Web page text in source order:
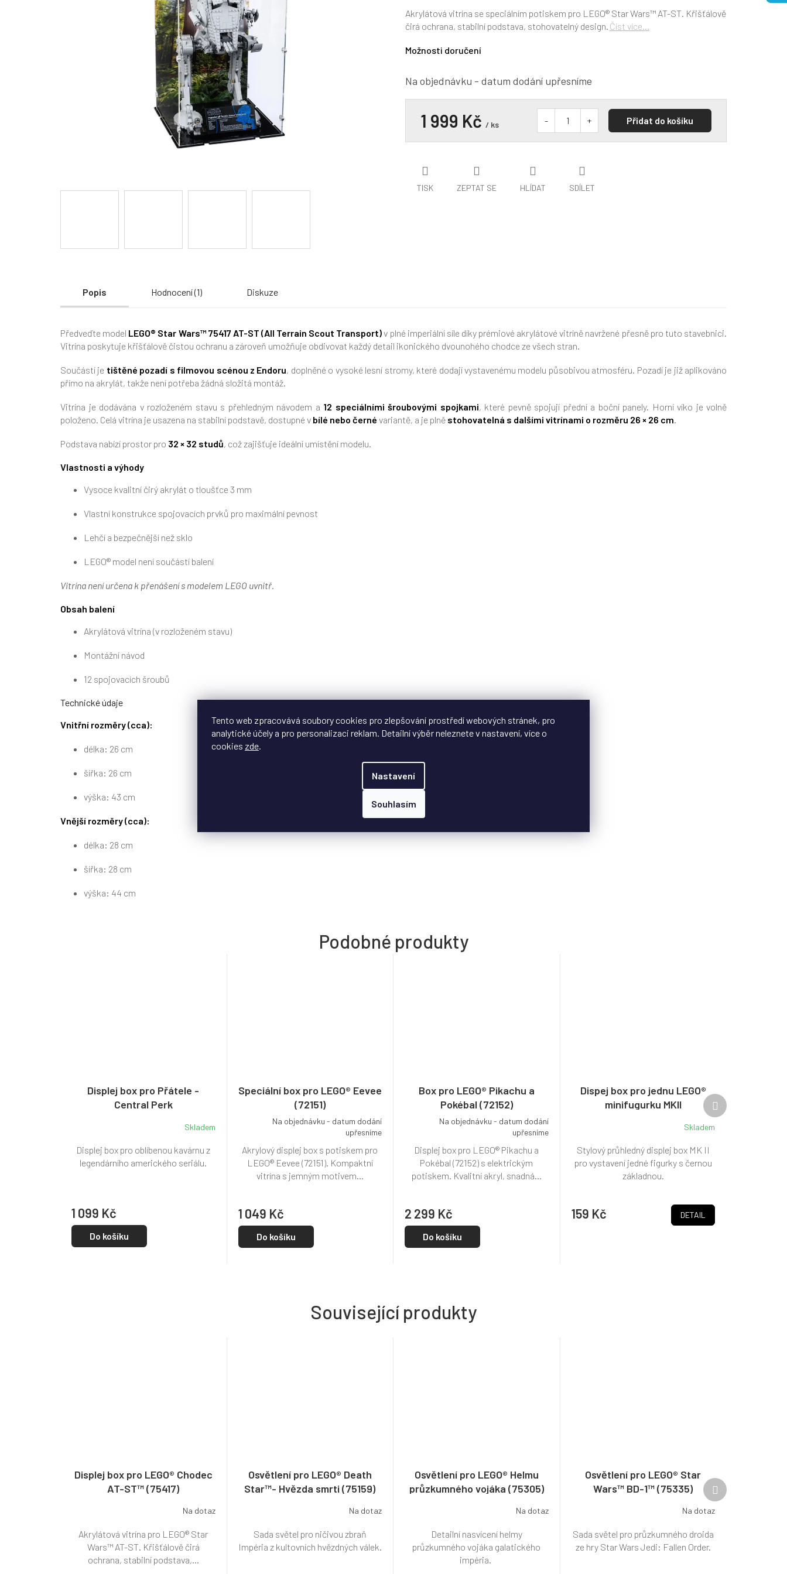
Tento web zpracovává soubory cookies pro zlepšování prostředí webových stránek, pro
analytické účely a pro personalizaci reklam. Detailní výběr neleznete v nastavení, více o
cookies zde.
Nastavení
Souhlasím
Na objednávku - datum dodání upřesníme
Možnosti doručení
Akrylátová vitrína se speciálním potiskem pro LEGO® Star Wars™ AT-ST. Křišťálově
čirá ochrana, stabilní podstava, stohovatelný design. Číst více...
TISK ZEPTAT SE HLÍDAT SDÍLET
produktu
je
z
5
1 999 Kč / ks Přidat do košíku
Související produkty
Displej box pro LEGO® Chodec
AT-ST™ (75417)
Na dotaz
Akrylátová vitrína pro LEGO® Star
Wars™ AT-ST. Křišťálově čirá
ochrana, stabilní podstava,...
Osvětlení pro LEGO® Death
Star™- Hvězda smrti (75159)
Na dotaz
Sada světel pro ničivou zbraň
Impéria z kultovních hvězdných válek.
Osvětlení pro LEGO® Helmu
průzkumného vojáka (75305)
Na dotaz
Detailní nasvícení helmy
průzkumného vojáka galatického
impéria.
Osvětlení pro LEGO® Star
Wars™ BD-1™ (75335)
Na dotaz
Sada světel pro průzkumného droida
ze hry Star Wars Jedi: Fallen Order.
Další
produkt
Popis Hodnocení (1) Diskuze
Předveďte model LEGO® Star Wars™ 75417 AT-ST (All Terrain Scout Transport)v plné imperiální síle díky prémiové akrylátové vitríně navržené přesně pro tuto stavebnici.
Vitrína poskytuje křišťálově čistou ochranu a zároveň umožňuje obdivovat každý detail ikonického dvounohého chodce ze všech stran.
Součástí je tištěné pozadí s filmovou scénou z Endoru, doplněné o vysoké lesní stromy, které dodají vystavenému modelu působivou atmosféru. Pozadí je již aplikováno
přímo na akrylát, takže není potřeba žádná složitá montáž.
Vitrína je dodávána v rozloženém stavu s přehledným návodem a 12 speciálními šroubovými spojkami, které pevně spojují přední a boční panely. Horní víko je volně
položeno. Celá vitrína je usazena na stabilní podstavě, dostupné v bílé nebo černé variantě, a je plně stohovatelná s dalšími vitrínami o rozměru 26 × 26 cm
Podstava nabízí prostor pro 32 × 32 studů, což zajišťuje ideální umístění modelu.
Vlastnosti a výhody
Vysoce kvalitní čirý akrylát o tloušťce 3 mm
Vlastní konstrukce spojovacích prvků pro maximální pevnost
Lehčí a bezpečnější než sklo
LEGO® model není součástí balení
Vitrína není určena k přenášení s modelem LEGO uvnitř.
Obsah balení
Akrylátová vitrína (v rozloženém stavu)
Montážní návod
12 spojovacích šroubů
Technické údaje
Vnitřní rozměry (cca):
délka: 26 cm
šířka: 26 cm
výška: 43 cm
Vnější rozměry (cca):
délka: 28 cm
šířka: 28 cm
výška: 44 cm
Displej box pro Přátele -
Central Perk
Skladem
1 099 Kč
Do košíku
Displej box pro oblíbenou kavárnu z
legendárního amerického seriálu.
Speciální box pro LEGO® Eevee
(72151)
Na objednávku - datum dodání
upřesníme
1 049 Kč
Do košíku
Akrylový displej box s potiskem pro
LEGO® Eevee (72151). Kompaktní
vitrína s jemným motivem...
Box pro LEGO® Pikachu a
Pokébal (72152)
Na objednávku - datum dodání
upřesníme
2 299 Kč
Do košíku
Displej box pro LEGO® Pikachu a
Pokébal (72152) s elektrickým
potiskem. Kvalitní akryl, snadná...
Dispej box pro jednu LEGO®
minifugurku MKII
Skladem
159 Kč DETAIL
Stylový průhledný displej box MK II
pro vystavení jedné figurky s černou
základnou.
Další
produkt